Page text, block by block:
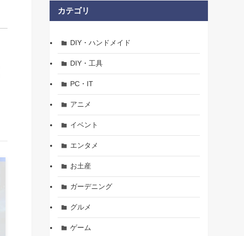
カテゴリ
DIY・ハンドメイド
DIY・工具
PC・IT
アニメ
イベント
エンタメ
お土産
ガーデニング
グルメ
ゲーム